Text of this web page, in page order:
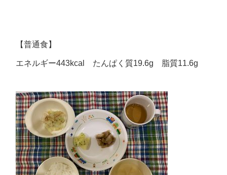
【普通食】
エネルギー443kcal たんぱく質19.6g 脂質11.6g